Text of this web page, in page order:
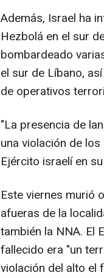
Además, Israel ha
Hezbolá en el sur
bombardeado
el sur de Líbano,
de operativos
"La presencia de
una violación de
Ejército israelí en
Este viernes murió
afueras de la
también la NNA. El
fallecido era "un
violación del alto el